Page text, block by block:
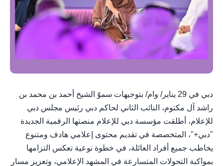
دبي في 29 يناير/ وام/ بتوجيهات سموّ الشيخ أحمد بن محمد بن
راشد آل مكتوم، النائب الثاني لحاكم دبي رئيس مجلس دبي
للإعلام، أطلقت مؤسسة دبي للإعلام منصتها الرقمية الجديدة
"دبي+"، المتخصصة في تقديم محتوى إعلامي هادف ومتنوع
يخاطب جميع أفراد العائلة، في خطوة نوعية تعكس التزامها
بمواكبة التحولات المتسارعة في المشهد الإعلامي، وتعزيز مسار